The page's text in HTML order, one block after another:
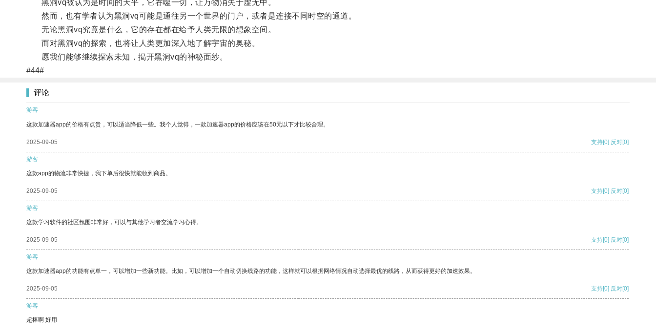
黑洞vq被认为是时间的天平，它吞噬一切，让万物消失于虚无中。
然而，也有学者认为黑洞vq可能是通往另一个世界的门户，或者是连接不同时空的通道。
无论黑洞vq究竟是什么，它的存在都在给予人类无限的想象空间。
而对黑洞vq的探索，也将让人类更加深入地了解宇宙的奥秘。
愿我们能够继续探索未知，揭开黑洞vq的神秘面纱。
#44#
评论
游客
这款加速器app的价格有点贵，可以适当降低一些。我个人觉得，一款加速器app的价格应该在50元以下才比较合理。
2025-09-05 支持[0] 反对[0]
游客
这款app的物流非常快捷，我下单后很快就能收到商品。
2025-09-05 支持[0] 反对[0]
游客
这款学习软件的社区氛围非常好，可以与其他学习者交流学习心得。
2025-09-05 支持[0] 反对[0]
游客
这款加速器app的功能有点单一，可以增加一些新功能。比如，可以增加一个自动切换线路的功能，这样就可以根据网络情况自动选择最优的线路，从而获得更好的加速效果。
2025-09-05 支持[0] 反对[0]
游客
超棒啊 好用